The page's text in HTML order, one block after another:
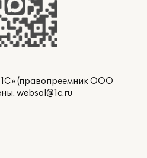
(правопреемник ООО
websol@1c.ru